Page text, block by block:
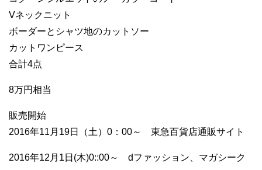
Vネックニット
ボーダーとシャツ地のカットソー
カットワンピース
合計4点
8万円相当
販売開始
2016年11月19日（土）0：00～ 東急百貨店通販サイト
2016年12月1日(木)0::00～ dファッション、マガシーク